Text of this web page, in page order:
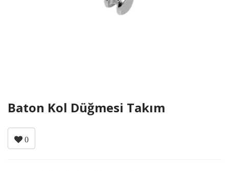
Baton Kol Düğmesi Takım
0